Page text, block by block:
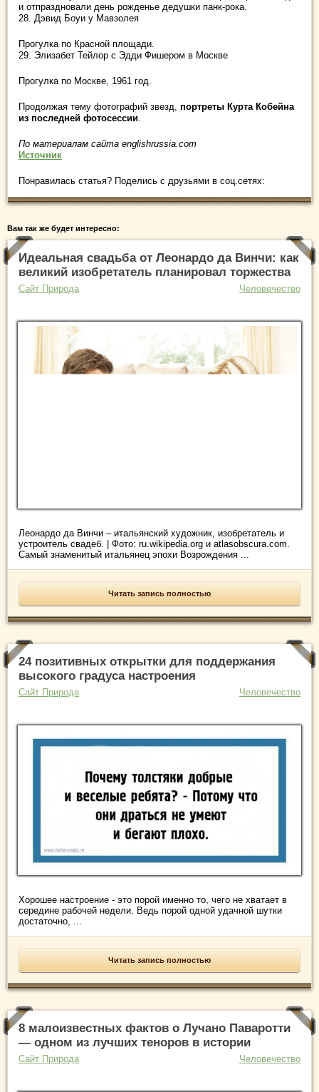
и отпраздновали день рожденье дедушки панк-рока.
28. Дэвид Боуи у Мавзолея
Прогулка по Красной площади.
29. Элизабет Тейлор с Эдди Фишером в Москве
Прогулка по Москве, 1961 год.
Продолжая тему фотографий звезд, портреты Курта Кобейна
из последней фотосессии.
По материалам сайта englishrussia.com
Источник
Понравилась статья? Поделись с друзьями в соц.сетях:
Вам так же будет интересно:
Идеальная свадьба от Леонардо да Винчи: как
великий изобретатель планировал торжества
Сайт Природа Человечество
Леонардо да Винчи – итальянский художник, изобретатель и
устроитель свадеб. | Фото: ru.wikipedia.org и atlasobscura.com.
Самый знаменитый итальянец эпохи Возрождения ...
Читать запись полностью
24 позитивных открытки для поддержания
высокого градуса настроения
Сайт Природа Человечество
Хорошее настроение - это порой именно то, чего не хватает в
середине рабочей недели. Ведь порой одной удачной шутки
достаточно, ...
Читать запись полностью
8 малоизвестных фактов о Лучано Паваротти
— одном из лучших теноров в истории
Сайт Природа Человечество